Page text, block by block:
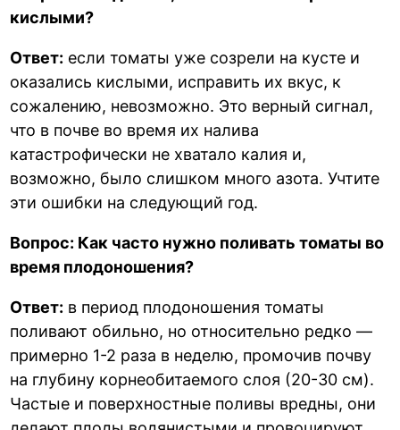
кислыми?
Ответ: если томаты уже созрели на кусте и
оказались кислыми, исправить их вкус, к
сожалению, невозможно. Это верный сигнал,
что в почве во время их налива
катастрофически не хватало калия и,
возможно, было слишком много азота. Учтите
эти ошибки на следующий год.
Вопрос: Как часто нужно поливать томаты во
время плодоношения?
Ответ: в период плодоношения томаты
поливают обильно, но относительно редко —
примерно 1-2 раза в неделю, промочив почву
на глубину корнеобитаемого слоя (20-30 см).
Частые и поверхностные поливы вредны, они